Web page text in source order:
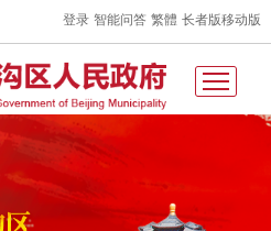
登录 智能问答 繁體 长者版移动版